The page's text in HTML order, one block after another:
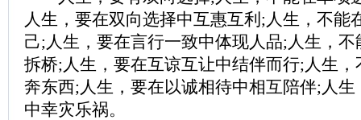
人生，要在双向选择中互惠互利;人生，不能
己;人生，要在言行一致中体现人品;人生，
拆桥;人生，要在互谅互让中结伴而行;人生
奔东西;人生，要在以诚相待中相互陪伴;人
中幸灾乐祸。